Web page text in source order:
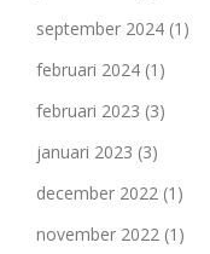
september 2024 (1)
februari 2024 (1)
februari 2023 (3)
januari 2023 (3)
december 2022 (1)
november 2022 (1)